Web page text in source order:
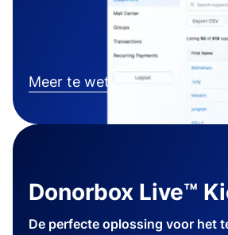
Meer te weten komen
Donorbox Live™
De perfecte oplossing voor het